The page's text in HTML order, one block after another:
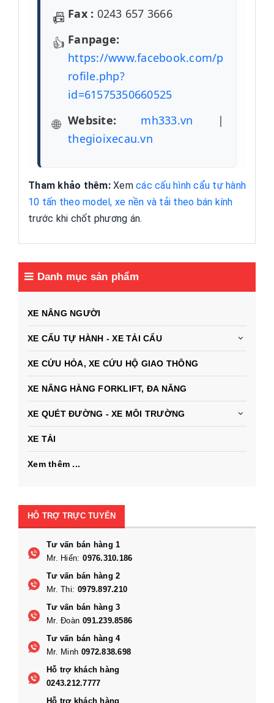
Fax : 0243 657 3666
Fanpage:
https://www.facebook.com/p
rofile.php?
id=61575350660525
Website:
mh333.vn |
thegioixecau.vn
Tham khảo thêm:Xem các cấu hình cẩu tự hành
10 tấn theo model, xe nền và tải theo bán kính
trước khi chốt phương án.
Danh mục sản phẩm
XE NÂNG NGƯỜI
XE CẨU TỰ HÀNH - XE TẢI CẨU
XE CỨU HỎA, XE CỨU HỘ GIAO THÔNG
XE NÂNG HÀNG FORKLIFT, ĐA NĂNG
XE QUÉT ĐƯỜNG - XE MÔI TRƯỜNG
XE TẢI
Xem thêm ...
HỖ TRỢ TRỰC TUYẾN
Tư vấn bán hàng 1
Mr. Hiến: 0976.310.186
Tư vấn bán hàng 2
Mr. Thi: 0979.897.210
Tư vấn bán hàng 3
Mr. Đoàn 091.239.8586
Tư vấn bán hàng 4
Mr. Minh 0972.838.698
Hỗ trợ khách hàng
0243.212.7777
Hỗ trợ khách hàng